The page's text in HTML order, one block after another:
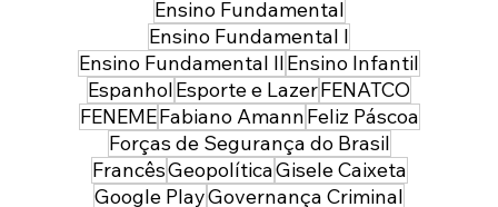
Ensino Fundamental
Ensino Fundamental I
Ensino Fundamental IIEnsino Infantil
EspanholEsporte e LazerFENATCO
FENEMEFabiano AmannFeliz Páscoa
Forças de Segurança do Brasil
FrancêsGeopolíticaGisele Caixeta
Google PlayGovernança Criminal